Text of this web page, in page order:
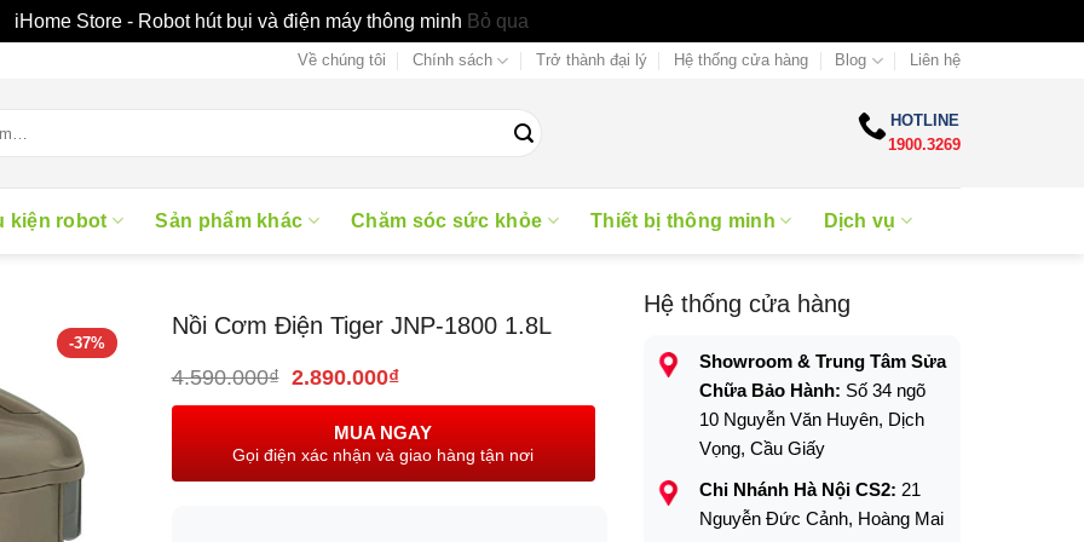
iHome Store - Robot hút bụi và điện máy thông minh Bỏ qua
Về chúng tôi Chính sách Trở thành đại lý Hệ thống cửa hàng Blog Liên hệ
HOTLINE
1900.3269
kiện robot Sản phẩm khác Chăm sóc sức khỏe Thiết bị thông minh Dịch vụ
-37%
Nồi Cơm Điện Tiger JNP-1800 1.8L
4.590.000₫ Giá
4.590.000₫.
2.890.000₫Giá
là:
2.890.000₫.
MUA NGAY
Gọi điện xác nhận và giao hàng tận nơi
Hệ thống cửa hàng
Showroom & Trung Tâm Sửa
Chữa Bảo Hành: Số 34 ngõ
10 Nguyễn Văn Huyên, Dịch
Vọng, Cầu Giấy
Chi Nhánh Hà Nội CS2: 21
Nguyễn Đức Cảnh, Hoàng Mai